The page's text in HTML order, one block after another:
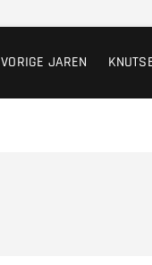
VORIGE JAREN